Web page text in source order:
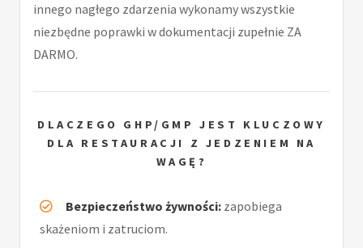
innego nagłego zdarzenia wykonamy wszystkie
niezbędne poprawki w dokumentacji zupełnie ZA
DARMO.
DLACZEGO GHP/GMP JEST KLUCZOWY
DLA RESTAURACJI Z JEDZENIEM NA
WAGĘ?
Bezpieczeństwo żywności: zapobiega
skażeniom i zatruciom.